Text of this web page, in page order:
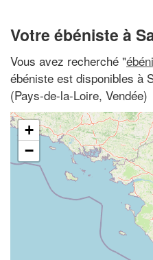
Votre ébéniste à
Vous avez recherché "
ébéniste est disponibles à
(Pays-de-la-Loire, Vendée)
+
−